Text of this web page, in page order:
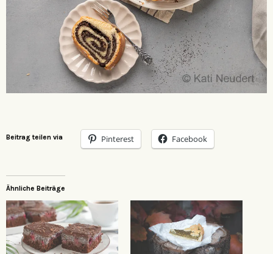
Beitrag teilen via Pinterest Facebook
Ähnliche Beiträge